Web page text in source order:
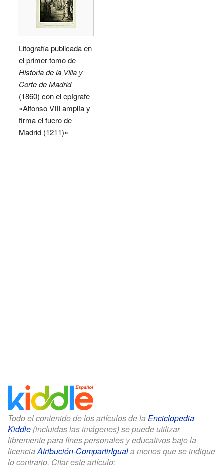
Litografía publicada en
el primer tomo de
Historia de la Villa y
Corte de Madrid
(1860) con el epígrafe
«Alfonso VIII amplía y
firma el fuero de
Madrid (1211)»
Todo el contenido de los artículos de la Enciclopedia
Kiddle (incluidas las imágenes) se puede utilizar
libremente para fines personales y educativos bajo la
licenciaAtribución-CompartirIguala menos que se indique
lo contrario. Citar este artículo: